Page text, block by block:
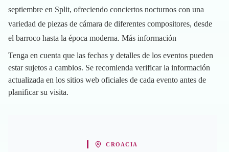
septiembre en Split, ofreciendo conciertos nocturnos con una
variedad de piezas de cámara de diferentes compositores, desde
el barroco hasta la época moderna. Más información
Tenga en cuenta que las fechas y detalles de los eventos pueden
estar sujetos a cambios. Se recomienda verificar la información
actualizada en los sitios web oficiales de cada evento antes de
planificar su visita.
CROACIA